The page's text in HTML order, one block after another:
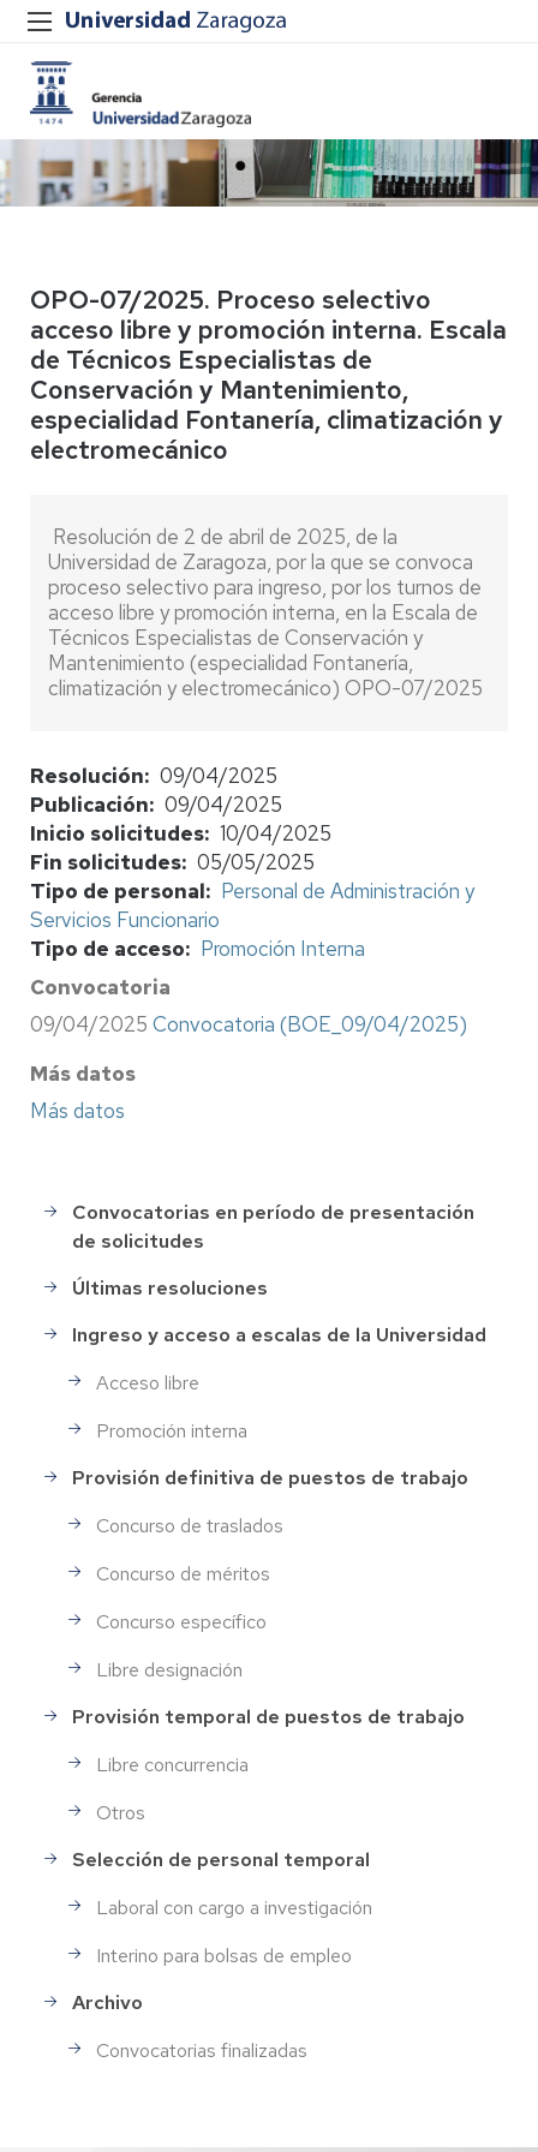
OPO-07/2025. Proceso selectivo
acceso libre y promoción interna. Escala
de Técnicos Especialistas de
Conservación y Mantenimiento,
especialidad Fontanería, climatización y
electromecánico
Resolución de 2 de abril de 2025, de la
Universidad de Zaragoza, por la que se convoca
proceso selectivo para ingreso, por los turnos de
acceso libre y promoción interna, en la Escala de
Técnicos Especialistas de Conservación y
Mantenimiento (especialidad Fontanería,
climatización y electromecánico) OPO-07/2025
Resolución
09/04/2025
Publicación
09/04/2025
Inicio solicitudes 10/04/2025
Fin solicitudes 05/05/2025
Tipo de personal
Personal de Administración y
Servicios Funcionario
Tipo de acceso
Promoción Interna
Convocatoria
09/04/2025 Convocatoria (BOE_09/04/2025)
Más datos
Más datos
Selección
de
Personal
Convocatorias en período de presentación
de solicitudes
Últimas resoluciones
Ingreso y acceso a escalas de la Universidad
Acceso libre
Promoción interna
Provisión definitiva de puestos de trabajo
Concurso de traslados
Concurso de méritos
Concurso específico
Libre designación
Provisión temporal de puestos de trabajo
Libre concurrencia
Otros
Selección de personal temporal
Laboral con cargo a investigación
Interino para bolsas de empleo
Archivo
Convocatorias finalizadas